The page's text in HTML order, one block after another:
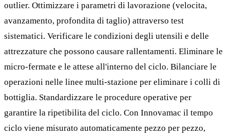
outlier. Ottimizzare i parametri di lavorazione (velocita,
avanzamento, profondita di taglio) attraverso test
sistematici. Verificare le condizioni degli utensili e delle
attrezzature che possono causare rallentamenti. Eliminare le
micro-fermate e le attese all'interno del ciclo. Bilanciare le
operazioni nelle linee multi-stazione per eliminare i colli di
bottiglia. Standardizzare le procedure operative per
garantire la ripetibilita del ciclo. Con Innovamac il tempo
ciclo viene misurato automaticamente pezzo per pezzo,